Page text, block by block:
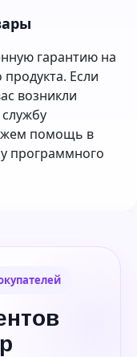
гарантию на
Если
возникли
помощь в
программного